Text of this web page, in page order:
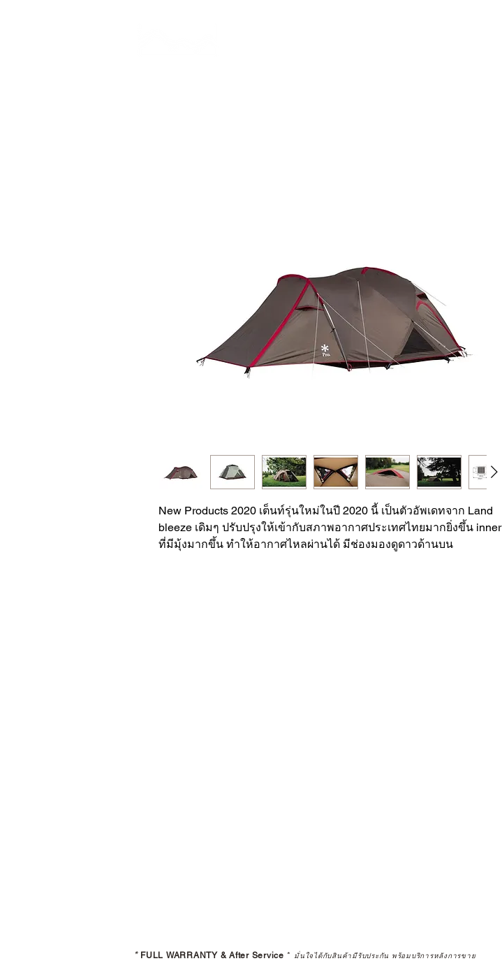
New Products 2020 เต็นท์รุ่นใหม่ในปี 2020 นี้ เป็นตัวอัพเดทจาก Land
bleeze เดิมๆ ปรับปรุงให้เข้ากับสภาพอากาศประเทศไทยมากยิ่งขึ้น inner
ที่มีมุ้งมากขึ้น ทำให้อากาศไหลผ่านได้ มีช่องมองดูดาวด้านบน
* FULL WARRANTY & After Service * มั่นใจได้กับสินค้ามีรับประกัน พร้อมบริการหลังการขาย